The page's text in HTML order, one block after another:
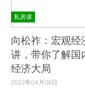
私房课
向松祚：宏观经
讲，带你了解国
经济大局
2022年04月06日